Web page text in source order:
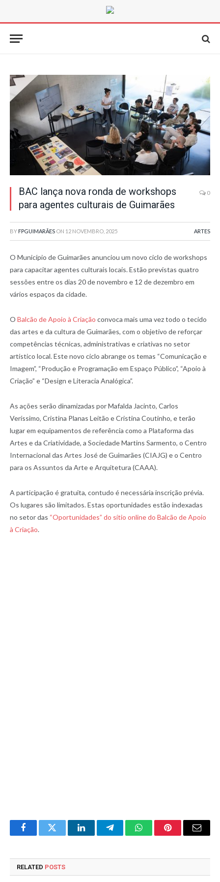
BAC lança nova ronda de workshops
para agentes culturais de Guimarães
0
BY FPGUIMARÃES ON 12 NOVEMBRO, 2025 ARTES
O Município de Guimarães anunciou um novo ciclo de workshops
para capacitar agentes culturais locais. Estão previstas quatro
sessões entre os dias 20 de novembro e 12 de dezembro em
vários espaços da cidade.
O Balcão de Apoio à Criação convoca mais uma vez todo o tecido
das artes e da cultura de Guimarães, com o objetivo de reforçar
competências técnicas, administrativas e criativas no setor
artístico local. Este novo ciclo abrange os temas “Comunicação e
Imagem”, “Produção e Programação em Espaço Público”, “Apoio à
Criação” e “Design e Literacia Analógica”.
As ações serão dinamizadas por Mafalda Jacinto, Carlos
Veríssimo, Cristina Planas Leitão e Cristina Coutinho, e terão
lugar em equipamentos de referência como a Plataforma das
Artes e da Criatividade, a Sociedade Martins Sarmento, o Centro
Internacional das Artes José de Guimarães (CIAJG) e o Centro
para os Assuntos da Arte e Arquitetura (CAAA).
A participação é gratuita, contudo é necessária inscrição prévia.
Os lugares são limitados. Estas oportunidades estão indexadas
no setor das “Oportunidades” do sítio online do Balcão de Apoio
à Criação.
FacebookTwitter LinkedInTelegramWhatsAppPinterestEmail
RELATED POSTS